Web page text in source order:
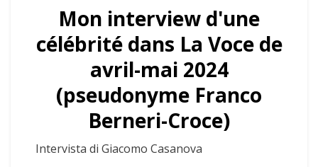
Mon interview d'une
célébrité dans La Voce de
avril-mai 2024
(pseudonyme Franco
Berneri-Croce)
Intervista di Giacomo Casanova